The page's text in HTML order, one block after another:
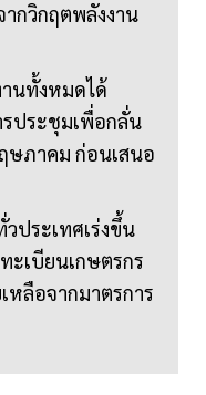
กวิกฤตพลังงาน
นทั้งหมดได้
ประชุมเพื่อกลั่น
ษภาคม ก่อนเสนอ
ประเทศเร่งขึ้น
ะเบียนเกษตรกร
หลือจากมาตรการ